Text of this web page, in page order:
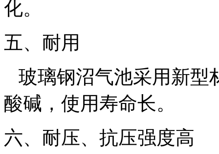
化。
五、耐用
玻璃钢沼气池采用新型
酸碱，使用寿命长。
六、耐压、抗压强度高